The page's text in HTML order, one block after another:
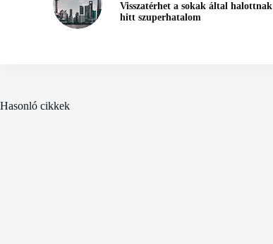
Visszatérhet a sokak által halottnak
hitt szuperhatalom
Hasonló cikkek